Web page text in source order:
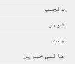
دلچسپ
شوبز
صحت
عالمی خبريں